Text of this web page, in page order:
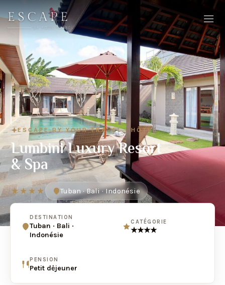
ESCAPE BY YOUR TRAVEL · HÔTEL
Lumbini Luxury Resort
& Spa
★★★★ Tuban · Bali · Indonésie
DESTINATION
Tuban · Bali ·
Indonésie
CATÉGORIE
★★★★
PENSION
Petit dėjeuner